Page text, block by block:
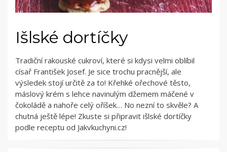
Išlské dortíčky
Tradiční rakouské cukroví, které si kdysi velmi oblíbil
císař František Josef. Je sice trochu pracnější, ale
výsledek stojí určitě za to! Křehké ořechové těsto,
máslový krém s lehce navinulým džemem máčené v
čokoládě a nahoře celý oříšek… No nezní to skvěle? A
chutná ještě lépe! Zkuste si připravit išlské dortíčky
podle receptu od Jakvkuchyni.cz!